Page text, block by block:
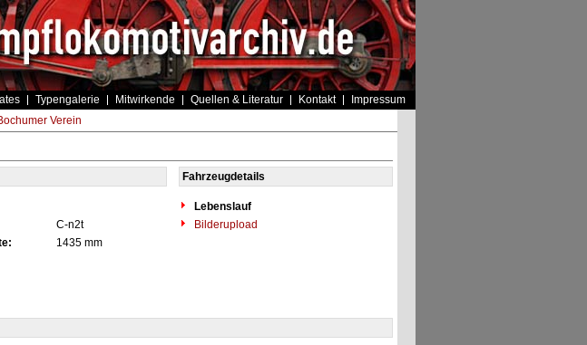
Typengalerie Mitwirkende Quellen & Literatur Kontakt Impressum
Verein
Fahrzeugdetails
Lebenslauf
C-n2t
Bilderupload
1435 mm